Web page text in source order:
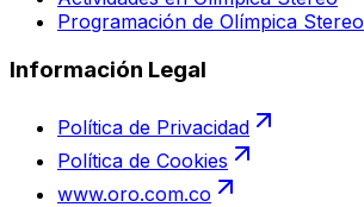
Programación de Olímpica Stereo
Información Legal
Política de Privacidad
Política de Cookies
www.oro.com.co